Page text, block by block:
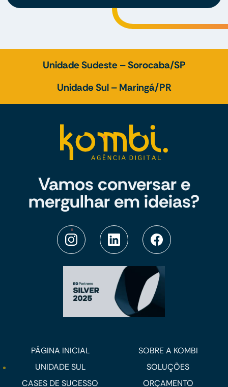
Unidade Sudeste – Sorocaba/SP
Unidade Sul – Maringá/PR
Vamos conversar e
mergulhar em ideias?
PÁGINA INICIAL
SOBRE A KOMBI
UNIDADE SUL
SOLUÇÕES
CASES DE SUCESSO
ORÇAMENTO